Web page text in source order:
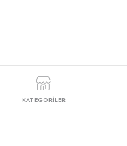
KATEGORİLER